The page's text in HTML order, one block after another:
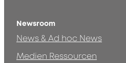
Newsroom
News & Ad hoc News
Medien Ressourcen